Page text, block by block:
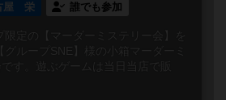
屋 栄 誰でも参加
定の【マーダーミステリー会】を
グループSNE】様の小箱マーダーミ
です。遊ぶゲームは当日当店で販